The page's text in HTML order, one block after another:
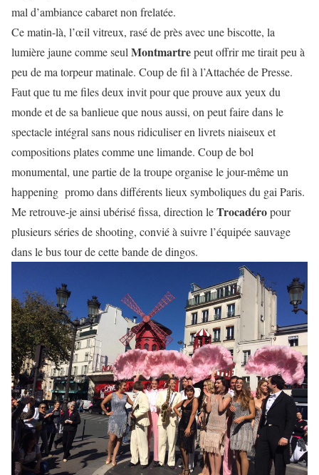
mal d’ambiance cabaret non frelatée.
Ce matin-là, l’œil vitreux, rasé de près avec une biscotte, la
lumière jaune comme seul Montmartrepeut offrir me tirait peu à
peu de ma torpeur matinale. Coup de fil à l’Attachée de Presse.
Faut que tu me files deux invit pour que prouve aux yeux du
monde et de sa banlieue que nous aussi, on peut faire dans le
spectacle intégral sans nous ridiculiser en livrets niaiseux et
compositions plates comme une limande. Coup de bol
monumental, une partie de la troupe organise le jour-même un
happening promo dans différents lieux symboliques du gai Paris.
Me retrouve-je ainsi ubérisé fissa, direction leTrocadéropour
plusieurs séries de shooting, convié à suivre l’équipée sauvage
dans le bus tour de cette bande de dingos.